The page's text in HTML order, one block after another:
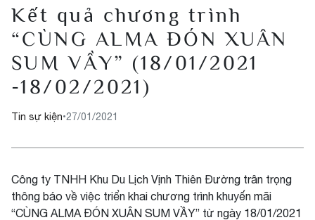
Kết quả chương trình
“CÙNG ALMA ĐÓN XUÂN
SUM VẦY” (18/01/2021
-18/02/2021)
Tin sự kiện•27/01/2021
Công ty TNHH Khu Du Lịch Vịnh Thiên Đường trân trọng
thông báo về việc triển khai chương trình khuyến mãi
“CÙNG ALMA ĐÓN XUÂN SUM VẦY” từ ngày 18/01/2021